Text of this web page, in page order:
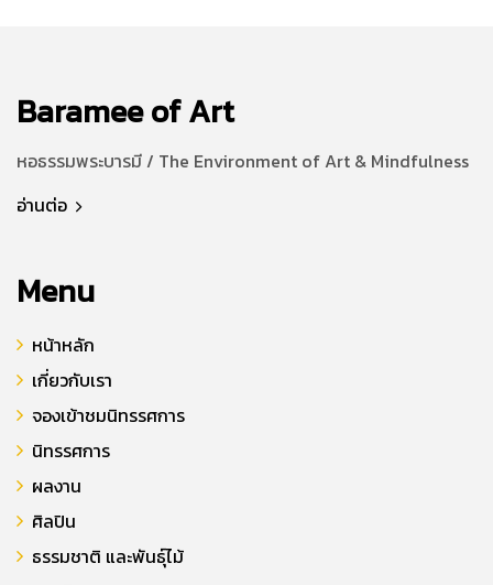
Baramee of Art
หอธรรมพระบารมี / The Environment of Art & Mindfulness
อ่านต่อ
Menu
หน้าหลัก
เกี่ยวกับเรา
จองเข้าชมนิทรรศการ
นิทรรศการ
ผลงาน
ศิลปิน
ธรรมชาติ และพันธุ์ไม้